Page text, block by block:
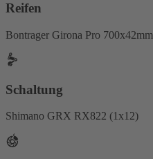
Reifen
Bontrager Girona Pro 700x42mm
Schaltung
Shimano GRX RX822 (1x12)